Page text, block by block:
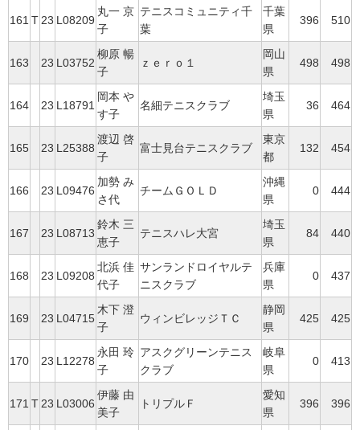
161 T 23 L08209
丸一 京
子
テニスコミュニティ千
葉
千葉
県
396 510
163 23 L03752
柳原 暢
子
ｚｅｒｏ１
岡山
県
498 498
164 23 L18791
岡本 や
す子
名細テニスクラブ
埼玉
県
36 464
165 23 L25388
渡辺 啓
子
富士見台テニスクラブ
東京
都
132 454
166 23 L09476
加勢 み
さ代
チームＧＯＬＤ
沖縄
県
0 444
167 23 L08713
鈴木 三
恵子
テニスハレ大宮
埼玉
県
84 440
168 23 L09208
北浜 佳
代子
サンランドロイヤルテ
ニスクラブ
兵庫
県
0 437
169 23 L04715
木下 澄
子
ウィンビレッジＴＣ
静岡
県
425 425
170 23 L12278
永田 玲
子
アスクグリーンテニス
クラブ
岐阜
県
0 413
171 T 23 L03006
伊藤 由
美子
トリプルＦ
愛知
県
396 396